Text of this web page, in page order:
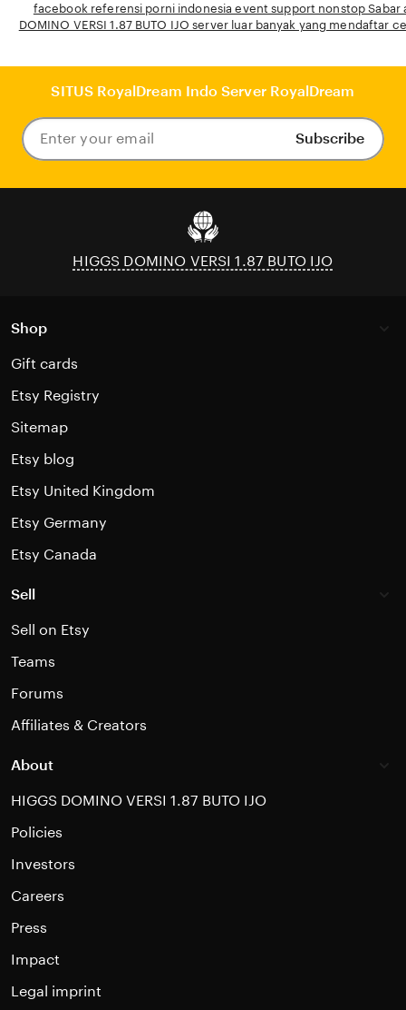
facebook referensi porni indonesia event support nonstop Sabar
DOMINO VERSI 1.87 BUTO IJO server luar banyak yang mendaftar
SITUS RoyalDream Indo Server RoyalDream
Enter
your
Subscribe
HIGGS DOMINO VERSI 1.87 BUTO IJO
Shop
Gift cards
Etsy Registry
Sitemap
Etsy blog
Etsy United Kingdom
Etsy Germany
Etsy Canada
Sell
Sell on Etsy
Teams
Forums
Affiliates & Creators
About
HIGGS DOMINO VERSI 1.87 BUTO IJO
Policies
Investors
Careers
Press
Impact
Legal imprint